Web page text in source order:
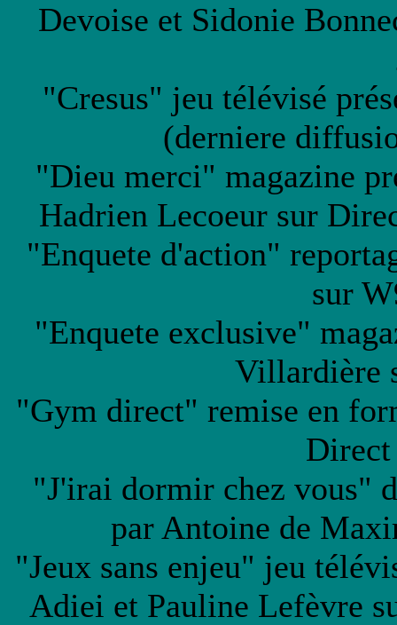
Devoise et Sidonie
"Cresus" jeu télévisé
(derniere
"Dieu merci" magazine
Hadrien Lecoeur sur
"Enquete d'action"
sur
"Enquete exclusive"
Villardière
"Gym direct" remise en
Direct
"J'irai dormir chez vous"
par Antoine de
"Jeux sans enjeu" jeu
Adiei et Pauline Lefèvre